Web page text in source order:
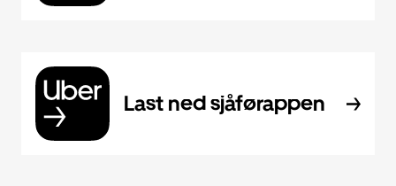
Last ned sjåførappen